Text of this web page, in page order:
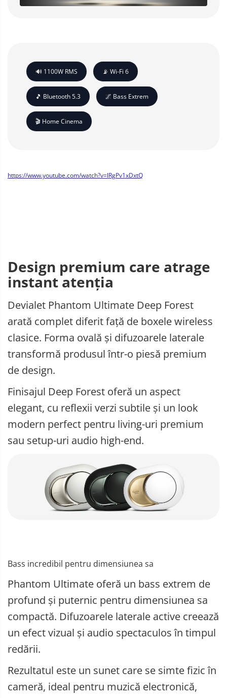
🔊 1100W RMS 📡 Wi-Fi 6
🎵 Bluetooth 5.3 🌌 Bass Extrem
🎬 Home Cinema
https://www.youtube.com/watch?v=lRgPv1xDxtQ
Design premium care atrage
instant atenția
Devialet Phantom Ultimate Deep Forest
arată complet diferit față de boxele wireless
clasice. Forma ovală și difuzoarele laterale
transformă produsul într-o piesă premium
de design.
Finisajul Deep Forest oferă un aspect
elegant, cu reflexii verzi subtile și un look
modern perfect pentru living-uri premium
sau setup-uri audio high-end.
Bass incredibil pentru dimensiunea sa
Phantom Ultimate oferă un bass extrem de
profund și puternic pentru dimensiunea sa
compactă. Difuzoarele laterale active creează
un efect vizual și audio spectaculos în timpul
redării.
Rezultatul este un sunet care se simte fizic în
cameră, ideal pentru muzică electronică,